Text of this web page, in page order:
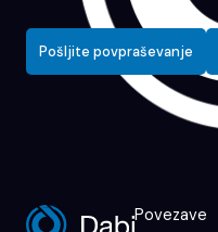
Pošljite povpraševanje
Povezave